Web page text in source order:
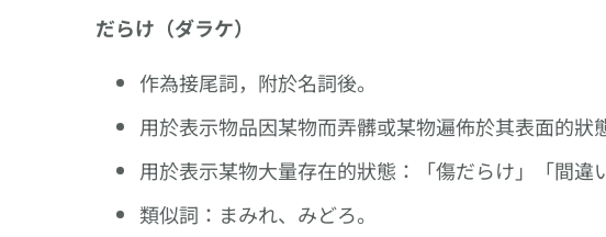
だらけ（ダラケ）
作為接尾詞，附於名詞後。
用於表示物品因某物而弄髒或某物遍佈於其表面的狀
用於表示某物大量存在的狀態：「傷だらけ」「間違
類似詞：まみれ、みどろ。